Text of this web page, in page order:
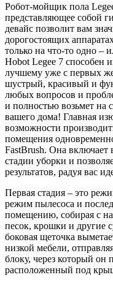
Робот-мойщик пола
представляющее собой
девайс позволит вам
дорогостоящих
только на что-то одно –
Hobot Legee 7 способен
лучшему уже с первых
шустрый, красивый и
любых вопросов и
и полностью возьмет на
вашего дома! Главная
возможности
помещения
FastBrush. Она включает
стадии уборки и
результатов, радуя вас
Первая стадия – это
режим пылесоса и
помещению, собирая с
песок, крошки и другие
боковая щеточка
низкой мебели,
блоку, через который он
расположенный под